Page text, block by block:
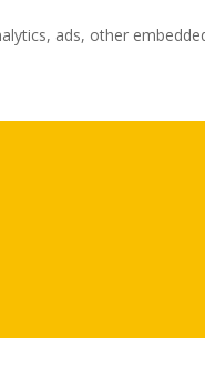
ads, other